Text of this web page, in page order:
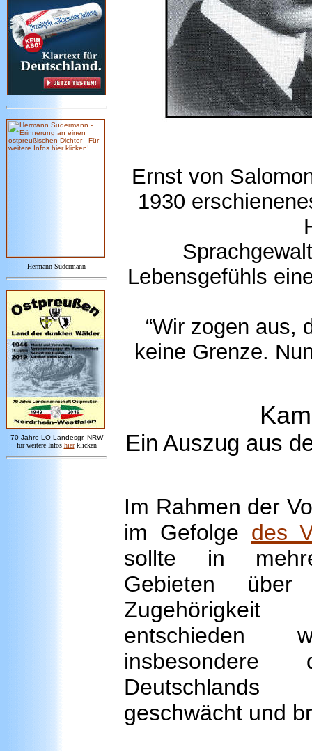
Hermann Sudermann
70 Jahre LO Landesgr. NRW
für weitere Infos hier klicken
Ernst von
1930
Lebensgefühls
“Wir zogen aus,
keine Grenze.
Ein Auszug aus
Im Rahmen der
im Gefolge des
sollte in
Gebieten
entschieden
insbesondere
geschwächt und